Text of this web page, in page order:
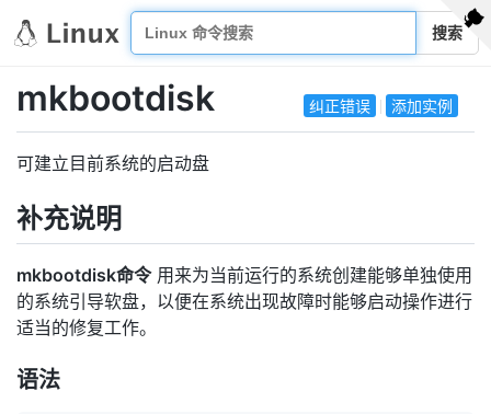
搜索
纠正错误 添加实例
mkbootdisk
可建立目前系统的启动盘
补充说明
mkbootdisk命令用来为当前运行的系统创建能够单独使用
的系统引导软盘，以便在系统出现故障时能够启动操作进行
适当的修复工作。
语法